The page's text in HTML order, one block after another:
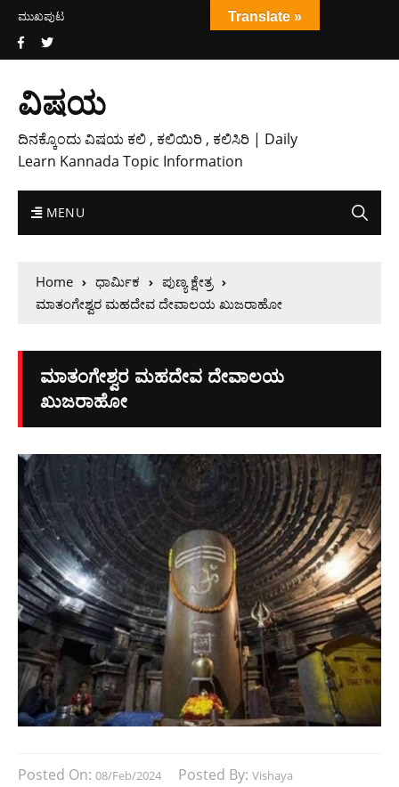
ಮುಖಪುಟ
ವಿಷಯ
ದಿನಕ್ಕೊಂದು ವಿಷಯ ಕಲಿ , ಕಲಿಯಿರಿ , ಕಲಿಸಿರಿ | Daily
Learn Kannada Topic Information
MENU
Home ಧಾರ್ಮಿಕ
ಪುಣ್ಯ ಕ್ಷೇತ್ರ
ಮಾತಂಗೇಶ್ವರ ಮಹದೇವ ದೇವಾಲಯ ಖುಜರಾಹೋ
ಮಾತಂಗೇಶ್ವರ ಮಹದೇವ ದೇವಾಲಯ
ಖುಜರಾಹೋ
Posted On: 08/Feb/2024 Posted By: Vishaya
Translate »